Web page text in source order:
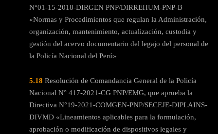
N°01-15-2018-DIRGEN PNP/DIRREHUM-PNP-B
«Normas y Procedimientos que regulan la Administración,
organización, mantenimiento, actualización, custodia y
gestión del acervo documentario del legajo del personal de
la Policía Nacional del Perú»
5.18 Resolución de Comandancia General de la Policía
Nacional N° 417-2021-CG PNP/EMG, que aprueba la
Directiva N°19-2021-COMGEN-PNP/SECEJE-DIPLAINS-
DIVMD «Lineamientos aplicables para la formulación,
aprobación o modificación de dispositivos legales y